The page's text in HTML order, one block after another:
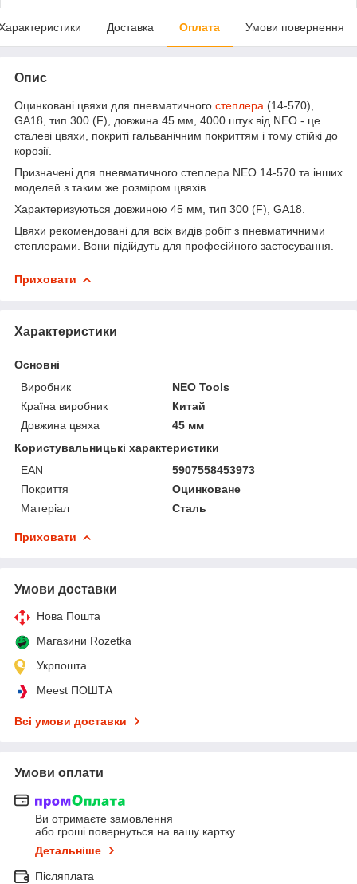
Доставка Оплата Умови повернення
Опис
Оцинковані цвяхи для пневматичного степлера (14-570),
GA18, тип 300 (F), довжина 45 мм, 4000 штук від NEO - це
сталеві цвяхи, покриті гальванічним покриттям і тому стійкі до
корозії.
Призначені для пневматичного степлера NEO 14-570 та інших
моделей з таким же розміром цвяхів.
Характеризуються довжиною 45 мм, тип 300 (F), GA18.
Цвяхи рекомендовані для всіх видів робіт з пневматичними
степлерами. Вони підійдуть для професійного застосування.
Приховати
Характеристики
Основні
Виробник
NEO Tools
Країна виробник
Китай
Довжина цвяха
45 мм
Користувальницькі характеристики
EAN
5907558453973
Покриття
Оцинковане
Матеріал
Сталь
Приховати
Умови доставки
Нова Пошта
Магазини Rozetka
Укрпошта
Meest ПОШТА
Всі умови доставки
Умови оплати
Ви отримаєте замовлення
або гроші повернуться на вашу картку
Детальніше
Післяплата